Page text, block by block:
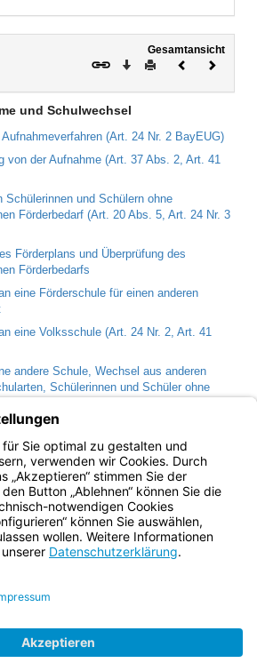
Gesamtansicht
Download
DruckenVorheriges
und Schulwechsel
(Art. 24 Nr. 2 BayEUG)
von der Aufnahme (Art. 37 Abs. 2, Art. 41
Schülerinnen und Schülern ohne
Förderbedarf (Art. 20 Abs. 5, Art. 24 Nr. 3
Förderplans und Überprüfung des
Förderbedarfs
eine Förderschule für einen anderen
eine Volksschule (Art. 24 Nr. 2, Art. 41
andere Schule, Wechsel aus anderen
Schülerinnen und Schüler ohne
Reife-Klassen und in Mittlere-Reife-
Schülerinnen und Schüler